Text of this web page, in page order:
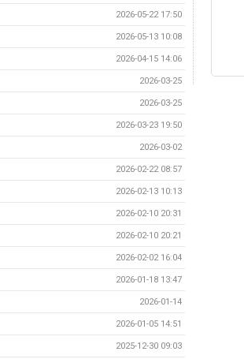
2026-05-22 17:50
2026-05-13 10:08
2026-04-15 14:06
2026-03-25
2026-03-25
2026-03-23 19:50
2026-03-02
2026-02-22 08:57
2026-02-13 10:13
2026-02-10 20:31
2026-02-10 20:21
2026-02-02 16:04
2026-01-18 13:47
2026-01-14
2026-01-05 14:51
2025-12-30 09:03